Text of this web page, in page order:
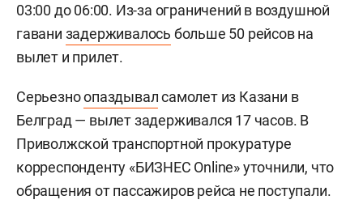
03:00 до 06:00. Из-за ограничений в воздушной
гавани задерживалось больше 50 рейсов на
вылет и прилет.
Серьезноопаздывалсамолет из Казани в
Белград — вылет задерживался 17 часов. В
Приволжской транспортной прокуратуре
корреспонденту «БИЗНЕС Online» уточнили, что
обращения от пассажиров рейса не поступали.